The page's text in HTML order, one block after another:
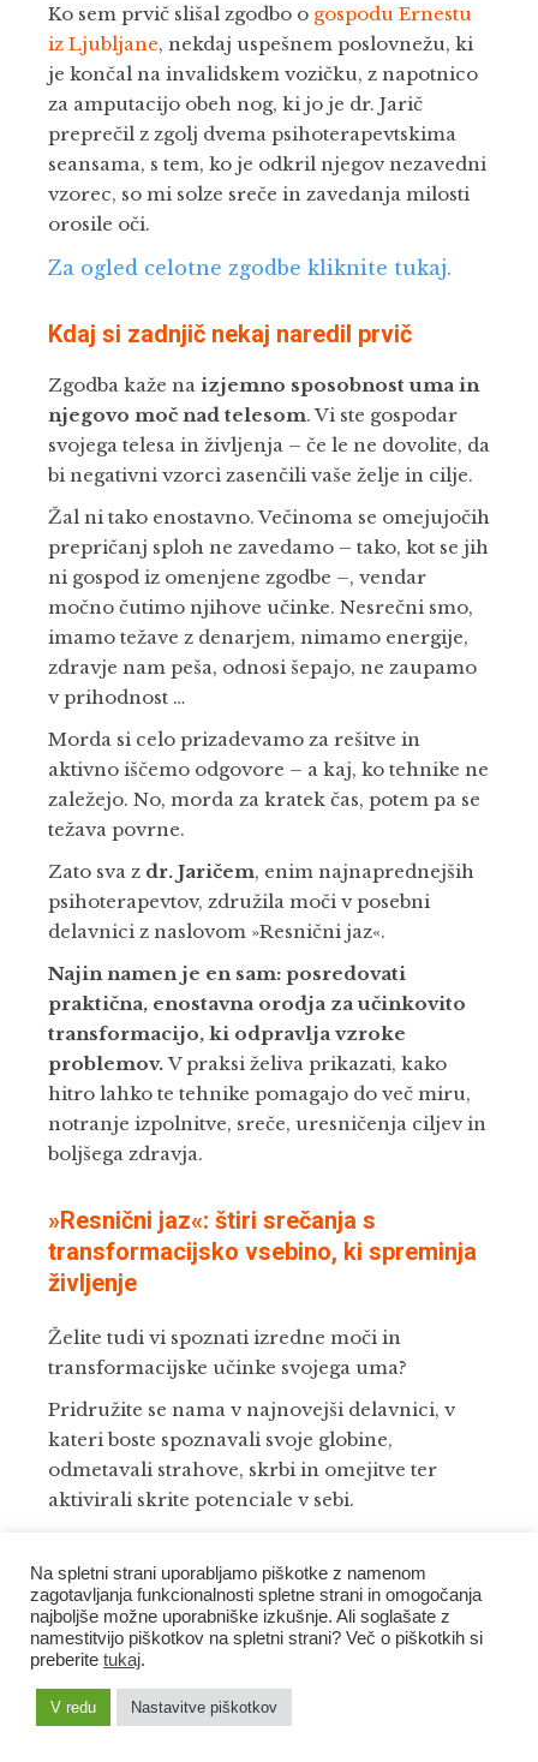
Ko sem prvič slišal zgodbo o gospodu Ernestu
iz Ljubljane, nekdaj uspešnem poslovnežu, ki
je končal na invalidskem vozičku, z napotnico
za amputacijo obeh nog, ki jo je dr. Jarič
preprečil z zgolj dvema psihoterapevtskima
seansama, s tem, ko je odkril njegov nezavedni
vzorec, so mi solze sreče in zavedanja milosti
orosile oči.
Za ogled celotne zgodbe kliknite tukaj.
Kdaj si zadnjič nekaj naredil prvič
Zgodba kaže na izjemno sposobnost uma in
njegovo moč nad telesom. Vi ste gospodar
svojega telesa in življenja – če le ne dovolite, da
bi negativni vzorci zasenčili vaše želje in cilje.
Žal ni tako enostavno. Večinoma se omejujočih
prepričanj sploh ne zavedamo – tako, kot se jih
ni gospod iz omenjene zgodbe –, vendar
močno čutimo njihove učinke. Nesrečni smo,
imamo težave z denarjem, nimamo energije,
zdravje nam peša, odnosi šepajo, ne zaupamo
v prihodnost …
Morda si celo prizadevamo za rešitve in
aktivno iščemo odgovore – a kaj, ko tehnike ne
zaležejo. No, morda za kratek čas, potem pa se
težava povrne.
Zato sva z dr. Jaričem, enim najnaprednejših
psihoterapevtov, združila moči v posebni
delavnici z naslovom »Resnični jaz«.
Najin namen je en sam: posredovati
praktična, enostavna orodja za učinkovito
transformacijo, ki odpravlja vzroke
problemov.V praksi želiva prikazati, kako
hitro lahko te tehnike pomagajo do več miru,
notranje izpolnitve, sreče, uresničenja ciljev in
boljšega zdravja.
»Resnični jaz«: štiri srečanja s
transformacijsko vsebino, ki spreminja
življenje
Želite tudi vi spoznati izredne moči in
transformacijske učinke svojega uma?
Pridružite se nama v najnovejši delavnici, v
kateri boste spoznavali svoje globine,
odmetavali strahove, skrbi in omejitve ter
aktivirali skrite potenciale v sebi.
virtualnih srečanj. Je kombinacija Dejanovih
in mojih delavnic, iz katerih bova prispevala
svoje najučinkovitejše metode. Ob praktičnih
nalogah, vodenju in interaktivnem
sodelovanju bo vsak udeleženec imel možnost
izpeljati osebno preobrazbo.
Na spletni strani uporabljamo piškotke z namenom
zagotavljanja funkcionalnosti spletne strani in omogočanja
najboljše možne uporabniške izkušnje. Ali soglašate z
namestitvijo piškotkov na spletni strani? Več o piškotkih si
preberite tukaj.
V redu Nastavitve piškotkov